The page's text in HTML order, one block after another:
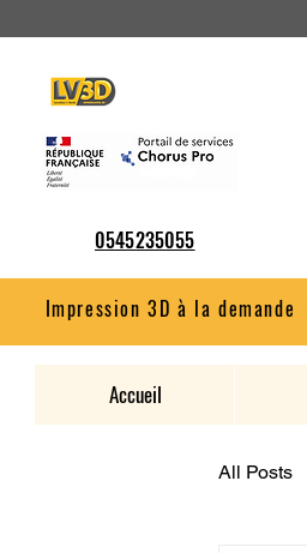
0545235055
Impression 3D à la demande
Accueil
All Posts